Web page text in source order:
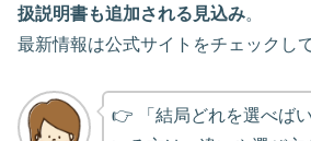
扱説明書も追加される見込み。
最新情報は公式サイトをチェックし
👉 「結局どれを選べば